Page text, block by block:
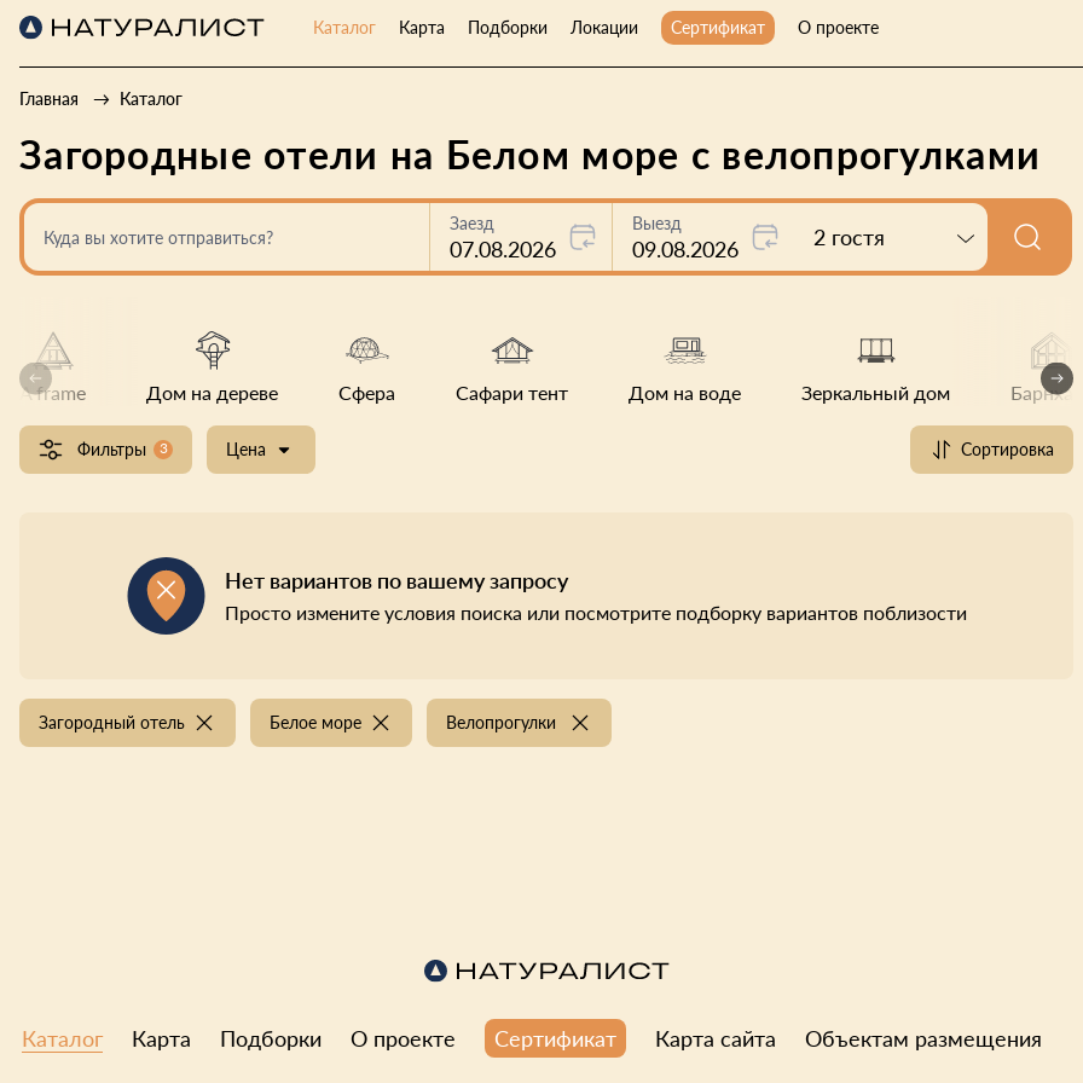
Каталог Карта Подборки Локации Сертификат О проекте
Главная Каталог
Загородные отели на Белом море с велопрогулками
Куда вы хотите отправиться?
Заезд
07.08.2026
Выезд
09.08.2026 2 гостя
A frame Дом на дереве Сфера Сафари тент Дом на воде Зеркальный дом Барнхауз
Фильтры 3 Цена Сортировка
Нет вариантов по вашему запросу
Просто измените условия поиска или посмотрите подборку вариантов поблизости
Загородный отель Белое море Велопрогулки
Каталог Карта Подборки О проекте Сертификат Карта сайта Объектам размещения